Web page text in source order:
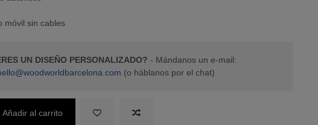
móvil sin cables
UN DISEÑO PERSONALIZADO? - Mándanos un e-mail:
(o háblanos por el chat)
Añadir al carrito